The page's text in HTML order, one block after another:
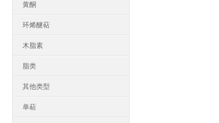
黄酮
环烯醚萜
木脂素
脂类
其他类型
单萜